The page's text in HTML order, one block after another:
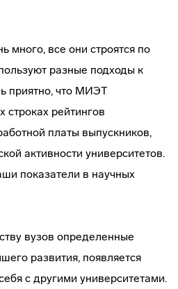
много, все они строятся по
разные подходы к
приятно, что МИЭТ
строках рейтингов
платы выпускников,
активности университетов.
показатели в научных
вузов определенные
развития, появляется
с другими университетами.